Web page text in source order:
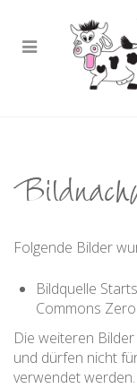
Folgende Bilder
Bildquelle
Commons
Die weiteren
und dürfen nicht
verwendet werden.